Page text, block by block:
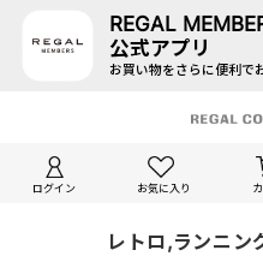
REGAL
公式アプリ
お買い物をさらに便利で
ログイン お気に入り
レトロ,ランニン